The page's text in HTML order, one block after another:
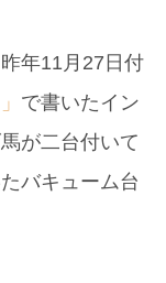
年11月27日付
で書いたイン
が二台付いて
バキューム台